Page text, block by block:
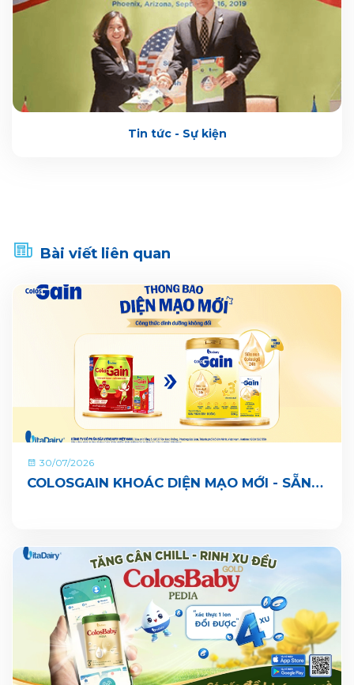
Tin tức - Sự kiện
Bài viết liên quan
30/07/2026
COLOSGAIN KHOÁC DIỆN MẠO MỚI - SẴN